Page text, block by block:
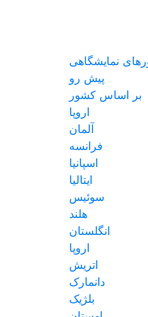
نمایشگاهی
پیش رو
بر اساس کشور
اروپا
آلمان
فرانسه
اسپانیا
ایتالیا
سوئیس
هلند
انگلستان
اروپا
اتریش
دانمارک
بلژیک